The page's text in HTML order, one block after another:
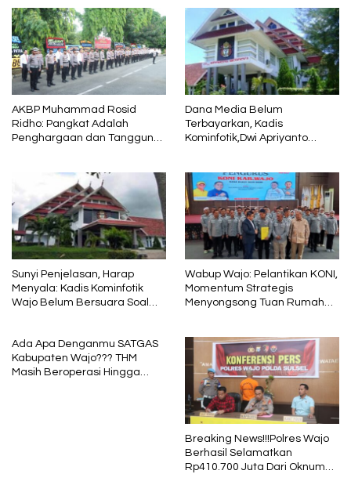
AKBP Muhammad Rosid
Ridho: Pangkat Adalah
Penghargaan dan Tanggung
Dana Media Belum
Terbayarkan, Kadis
Kominfotik,Dwi Apriyanto
Sunyi Penjelasan, Harap
Menyala: Kadis Kominfotik
Wajo Belum Bersuara Soal
Wabup Wajo: Pelantikan KONI,
Momentum Strategis
Menyongsong Tuan Rumah
Ada Apa Denganmu SATGAS
Kabupaten Wajo??? THM
Masih Beroperasi Hingga
Breaking News!!!Polres Wajo
Berhasil Selamatkan
Rp410.700 Juta Dari Oknum